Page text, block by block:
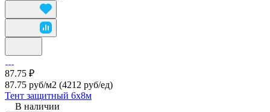
87.75 ₽
87.75 руб/м2 (4212 руб/eд)
Тент защитный 6х8м
В наличии